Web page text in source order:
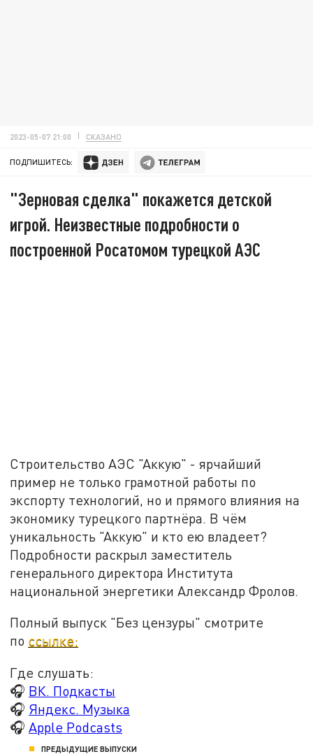
2023-05-07 21:00 СКАЗАНО
ПОДПИШИТЕСЬ:
"Зерновая сделка" покажется детской
игрой. Неизвестные подробности о
построенной Росатомом турецкой АЭС
Строительство АЭС "Аккую" - ярчайший
пример не только грамотной работы по
экспорту технологий, но и прямого влияния на
экономику турецкого партнёра. В чём
уникальность "Аккую" и кто ею владеет?
Подробности раскрыл заместитель
генерального директора Института
национальной энергетики Александр Фролов.
Полный выпуск "Без цензуры" смотрите
по ссылке:
Где слушать:
🎧 ВК. Подкасты
🎧 Яндекс. Музыка
🎧Apple Podcasts
ПРЕДЫДУЩИЕ ВЫПУСКИ